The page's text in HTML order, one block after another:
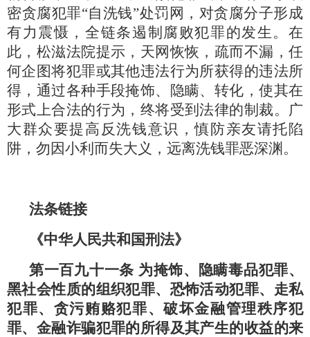
密贪腐犯罪“自洗钱”处罚网，对贪腐分子形成
有力震慑，全链条遏制腐败犯罪的发生。在
此，松滋法院提示，天网恢恢，疏而不漏，任
何企图将犯罪或其他违法行为所获得的违法所
得，通过各种手段掩饰、隐瞒、转化，使其在
形式上合法的行为，终将受到法律的制裁。广
大群众要提高反洗钱意识，慎防亲友请托陷
阱，勿因小利而失大义，远离洗钱罪恶深渊。
法条链接
《中华人民共和国刑法》
第一百九十一条 为掩饰、隐瞒毒品犯罪、
黑社会性质的组织犯罪、恐怖活动犯罪、走私
犯罪、贪污贿赂犯罪、破坏金融管理秩序犯
罪、金融诈骗犯罪的所得及其产生的收益的来